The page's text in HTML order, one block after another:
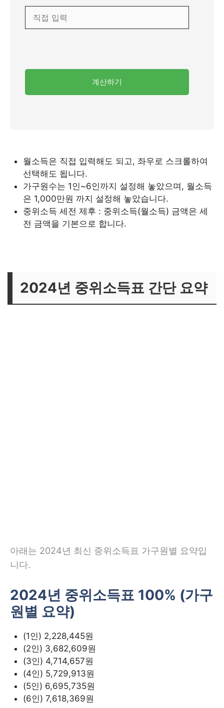
계산하기
월소득은 직접 입력해도 되고, 좌우로 스크롤하여
선택해도 됩니다.
가구원수는 1인~6인까지 설정해 놓았으며, 월소득
은 1,000만원 까지 설정해 놓았습니다.
중위소득 세전 제후 : 중위소득(월소득) 금액은 세
전 금액을 기본으로 합니다.
2024년 중위소득표 간단 요약
아래는 2024년 최신 중위소득표 가구원별 요약입
니다.
2024년 중위소득표 100% (가구
원별 요약)
(1인) 2,228,445원
(2인) 3,682,609원
(3인) 4,714,657원
(4인) 5,729,913원
(5인) 6,695,735원
(6인) 7,618,369원